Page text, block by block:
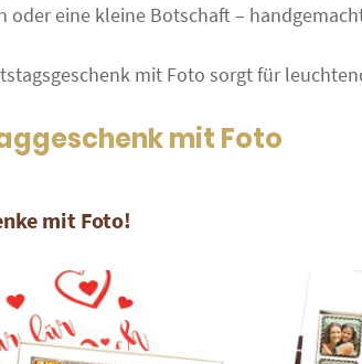
eine kleine Botschaft –
mit Foto sorgt für
mit Foto
mit Foto!